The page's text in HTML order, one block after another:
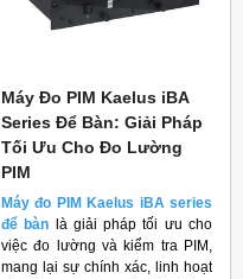
Máy Đo PIM Kaelus iBA
Series Để Bàn: Giải Pháp
Tối Ưu Cho Đo Lường
PIM
Máy đo PIM Kaelus iBA series
để bàn là giải pháp tối ưu cho
việc đo lường và kiểm tra PIM,
mang lại sự chính xác, linh hoạt